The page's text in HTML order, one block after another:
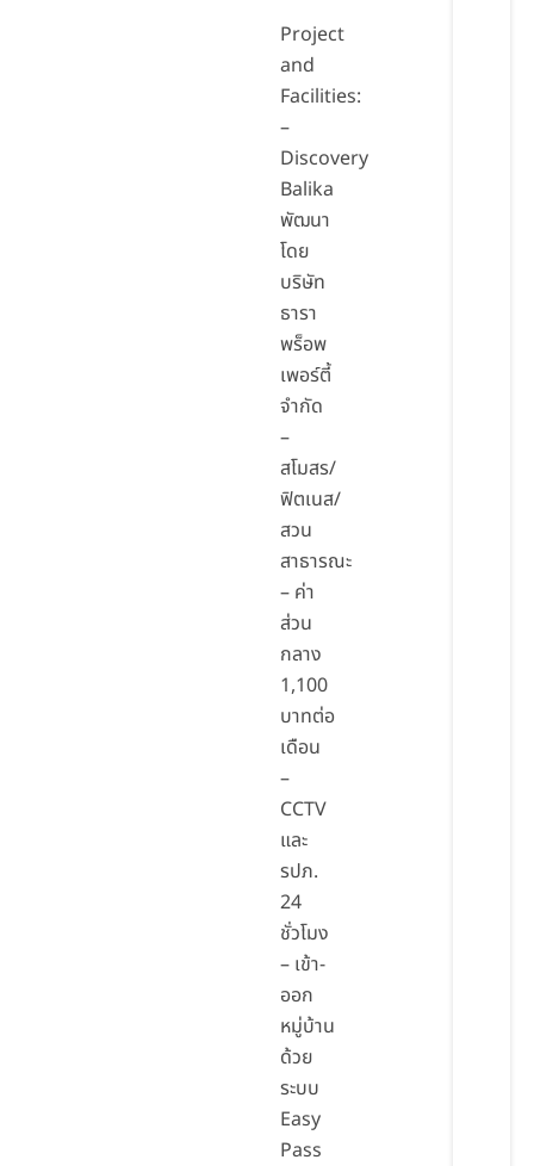
Project
and
Facilities:
–
Discovery
Balika
พัฒนา
โดย
บริษัท
ธารา
พร็อพ
เพอร์ตี้
จำกัด
–
สโมสร/
ฟิตเนส/
สวน
สาธารณะ
– ค่า
ส่วน
กลาง
1,100
บาทต่อ
เดือน
–
CCTV
และ
รปภ.
24
ชั่วโมง
– เข้า-
ออก
หมู่บ้าน
ด้วย
ระบบ
Easy
Pass